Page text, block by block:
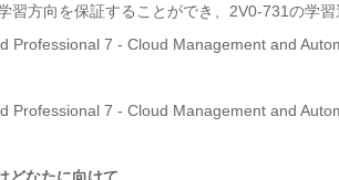
習方向を保証することができ、2V0-731の学
Professional 7 - Cloud Management and
Professional 7 - Cloud Management and